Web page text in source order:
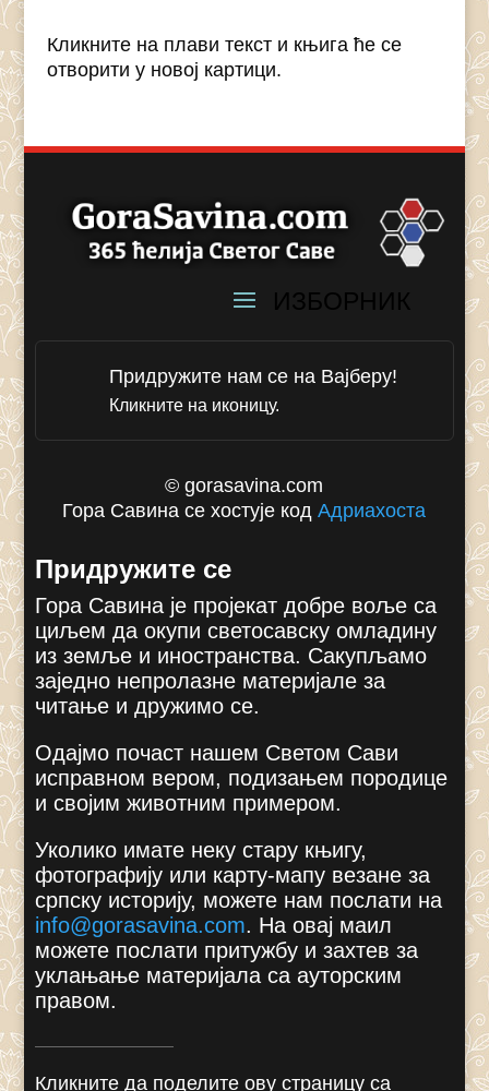
Кликните на плави текст и књига ће се
отворити у новој картици.
Придружите нам се на Вајберу!
Кликните на иконицу.
© gorasavina.com
Гора Савина се хостује кодАдриахоста
Придружите се
Гора Савина је пројекат добре воље са
циљем да окупи светосавску омладину
из земље и иностранства. Сакупљамо
заједно непролазне материјале за
читање и дружимо се.
Одајмо почаст нашем Светом Сави
исправном вером, подизањем породице
и својим животним примером.
Уколико имате неку стару књигу,
фотографију или карту-мапу везане за
српску историју, можете нам послати на
info@gorasavina.com. На овај маил
можете послати притужбу и захтев за
уклањање материјала са ауторским
правом.
Кликните да поделите ову страницу са